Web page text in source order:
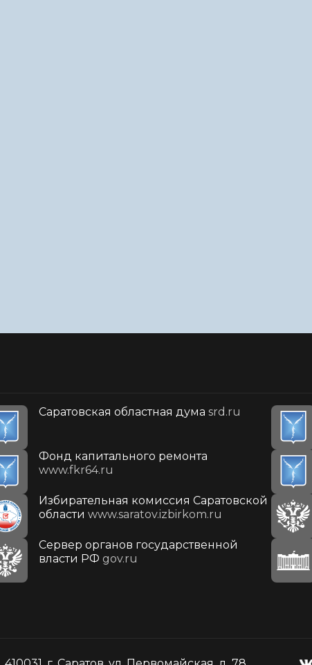
Саратовская областная дума srd.ru
Фонд капитального ремонта
www.fkr64.ru
Избирательная комиссия Саратовской
области www.saratov.izbirkom.ru
Сервер органов государственной
власти РФ gov.ru